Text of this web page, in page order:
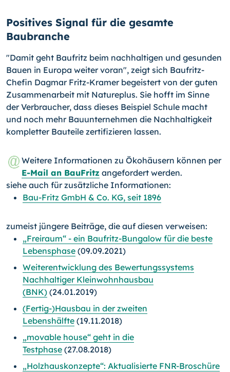
Positives Signal für die gesamte
Baubranche
"Damit geht Baufritz beim nachhaltigen und gesunden
Bauen in Europa weiter voran", zeigt sich Baufritz-
Chefin Dagmar Fritz-Kramer begeistert von der guten
Zusammenarbeit mit Natureplus. Sie hofft im Sinne
der Verbraucher, dass dieses Beispiel Schule macht
und noch mehr Bauunternehmen die Nachhaltigkeit
kompletter Bauteile zertifizieren lassen.
Weitere Informationen zu Ökohäusern können per
E-Mail an BauFritz angefordert werden.
siehe auch für zusätzliche Informationen:
Bau-Fritz GmbH & Co. KG, seit 1896
zumeist jüngere Beiträge, die auf diesen verweisen:
„Freiraum“ - ein Baufritz-Bungalow für die beste
Lebensphase (09.09.2021)
Weiterentwicklung des Bewertungssystems
Nachhaltiger Kleinwohnhausbau
(BNK) (24.01.2019)
(Fertig-)Hausbau in der zweiten
Lebenshälfte (19.11.2018)
„movable house“ geht in die
Testphase (27.08.2018)
„Holzhauskonzepte“: Aktualisierte FNR-Broschüre